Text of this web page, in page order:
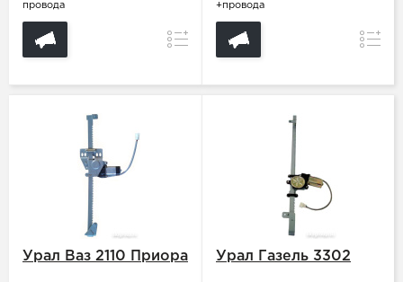
провода
Сравнение
+провода
Урал Ваз 2110 Приора Урал Газель 3302